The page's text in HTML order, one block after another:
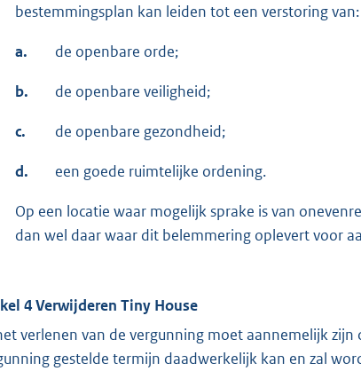
bestemmingsplan kan leiden tot een verstoring van:
a. de openbare orde;
b. de openbare veiligheid;
c. de openbare gezondheid;
d. een goede ruimtelijke ordening.
Op een locatie waar mogelijk sprake is van
dan wel daar waar dit belemmering oplevert voor
4 Verwijderen Tiny House
verlenen van de vergunning moet aannemelijk
gestelde termijn daadwerkelijk kan en zal